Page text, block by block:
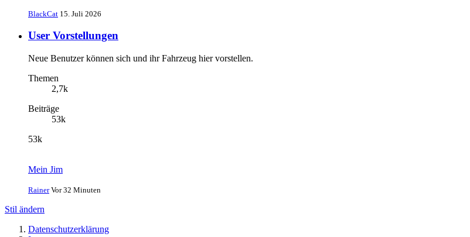
BlackCat 15. Juli 2026
User Vorstellungen
Neue Benutzer können sich und ihr Fahrzeug hier vorstellen.
Themen
2,7k
Beiträge
53k
53k
Mein Jim
Rainer Vor 32 Minuten
Stil ändern
Datenschutzerklärung